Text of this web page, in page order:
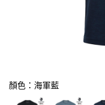
顏色：海軍藍